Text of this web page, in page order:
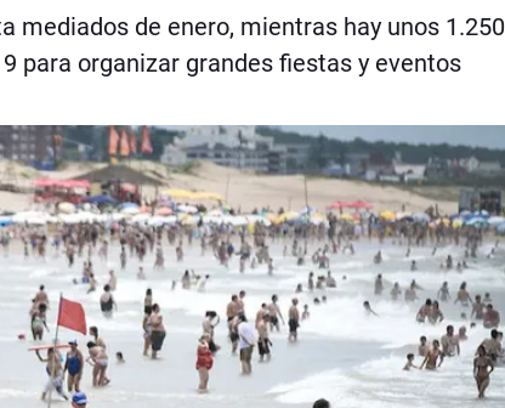
mediados de enero, mientras hay unos 1.250
para organizar grandes fiestas y eventos